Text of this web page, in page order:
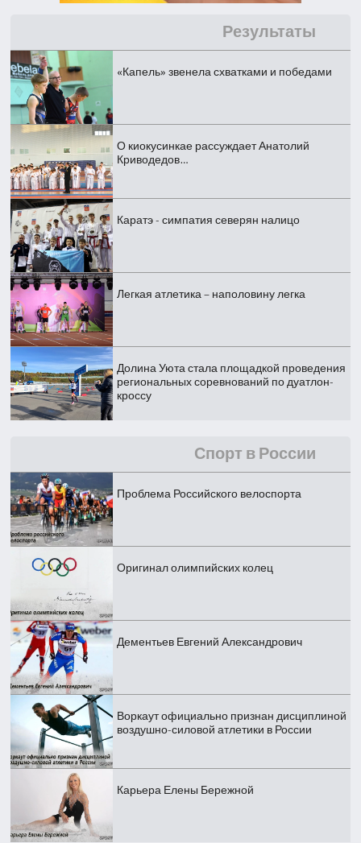
Результаты
«Капель» звенела схватками и победами
О киокусинкае рассуждает Анатолий
Криводедов…
Каратэ - симпатия северян налицо
Легкая атлетика – наполовину легка
Долина Уюта стала площадкой проведения
региональных соревнований по дуатлон-
кроссу
Спорт в России
Проблема Российского велоспорта
Оригинал олимпийских колец
Дементьев Евгений Александрович
Воркаут официально признан дисциплиной
воздушно-силовой атлетики в России
Карьера Елены Бережной